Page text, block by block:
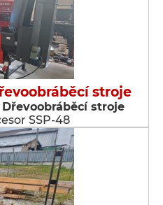
stroje
stroje
SSP-48